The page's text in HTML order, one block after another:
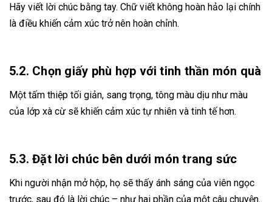
Hãy viết lời chúc bằng tay. Chữ viết không hoàn hảo lại chính
là điều khiến cảm xúc trở nên hoàn chỉnh.
5.2. Chọn giấy phù hợp với tinh thần món quà
Một tấm thiệp tối giản, sang trọng, tông màu dịu như màu
của lớp xà cừ sẽ khiến cảm xúc tự nhiên và tinh tế hơn.
5.3. Đặt lời chúc bên dưới món trang sức
Khi người nhận mở hộp, họ sẽ thấy ánh sáng của viên ngọc
trước, sau đó là lời chúc – như hai phần của một câu chuyện.